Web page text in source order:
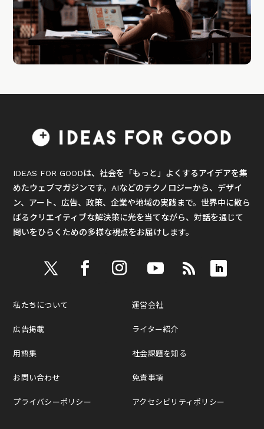
IDEAS FOR GOODは、社会を「もっと」よくするアイデアを集
めたウェブマガジンです。AIなどのテクノロジーから、デザイ
ン、アート、広告、政策、企業や地域の実践まで。世界中に散ら
ばるクリエイティブな解決策に光を当てながら、対話を通じて
問いをひらくための多様な視点をお届けします。
私たちについて
広告掲載
用語集
お問い合わせ
プライバシーポリシー
運営会社
ライター紹介
社会課題を知る
免責事項
アクセシビリティポリシー